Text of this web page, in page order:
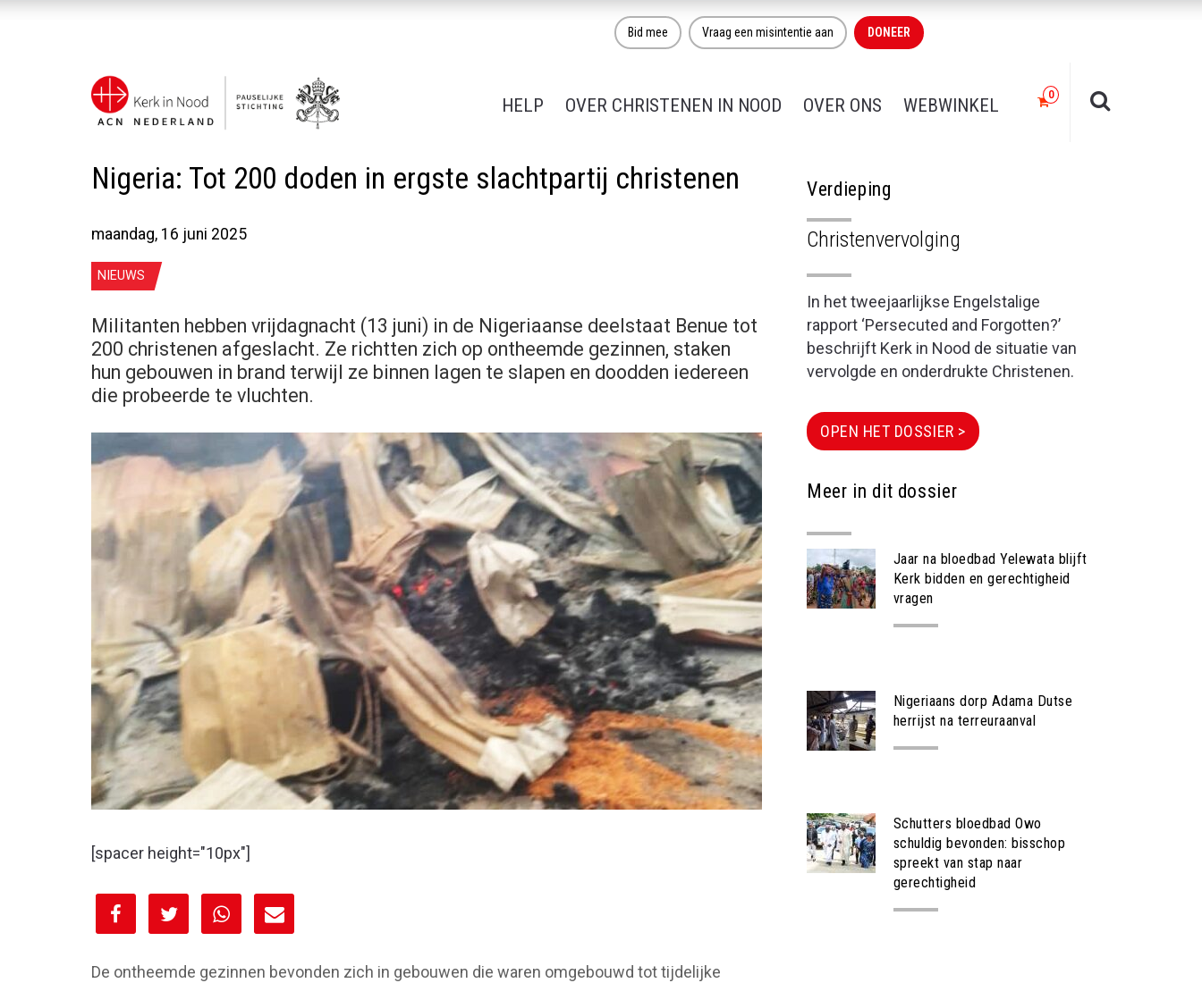
Bid mee Vraag een misintentie aan DONEER
HELP OVER CHRISTENEN IN NOOD OVER ONS WEBWINKEL
Nigeria: Tot 200 doden in ergste slachtpartij christenen
maandag, 16 juni 2025
NIEUWS
Militanten hebben vrijdagnacht (13 juni) in de Nigeriaanse deelstaat Benue tot
200 christenen afgeslacht. Ze richtten zich op ontheemde gezinnen, staken
hun gebouwen in brand terwijl ze binnen lagen te slapen en doodden iedereen
die probeerde te vluchten.
[spacer height="10px"]
[spacer height="10px"]
De ontheemde gezinnen bevonden zich in gebouwen die waren omgebouwd tot tijdelijke
Verdieping
Christenvervolging
In het tweejaarlijkse Engelstalige
rapport ‘Persecuted and Forgotten?’
beschrijft Kerk in Nood de situatie van
vervolgde en onderdrukte Christenen.
OPEN HET DOSSIER >
Meer in dit dossier
Jaar na bloedbad Yelewata blijft
Kerk bidden en gerechtigheid
vragen
Nigeriaans dorp Adama Dutse
herrijst na terreuraanval
Schutters bloedbad Owo
schuldig bevonden: bisschop
spreekt van stap naar
gerechtigheid